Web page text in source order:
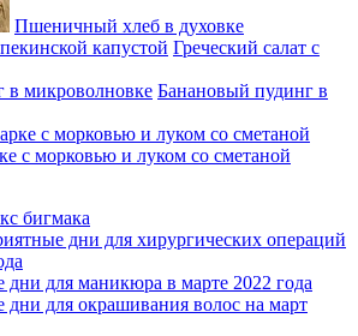
Пшеничный хлеб в духовке
Греческий салат с
Банановый пудинг в
с морковью и луком со сметаной
бигмака
дни для хирургических операций
дни для маникюра в марте 2022 года
дни для окрашивания волос на март